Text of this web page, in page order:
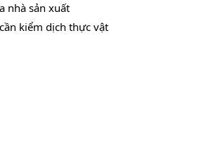
nhà sản xuất
kiểm dịch thực vật